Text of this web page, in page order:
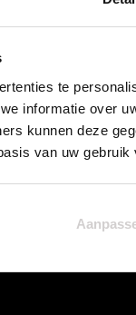
te
informatie over
kunnen deze
van uw gebruik